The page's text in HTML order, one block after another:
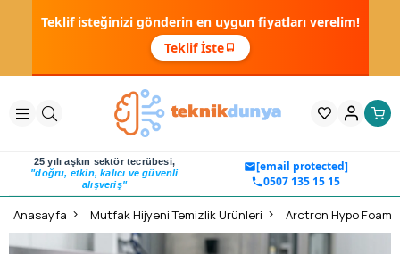
Teklif isteğinizi gönderin en uygun fiyatları verelim!
Teklif İste
25 yılı aşkın sektör tecrübesi,
"doğru, etkin, kalıcı ve güvenli
alışveriş"
[email protected]
0507 135 15 15
Anasayfa Mutfak Hijyeni Temizlik Ürünleri